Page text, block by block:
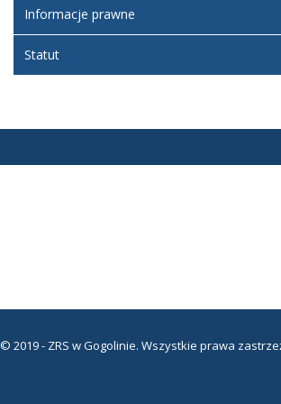
Informacje prawne
Statut
© 2019 - ZRS w Gogolinie. Wszystkie prawa